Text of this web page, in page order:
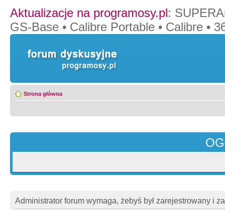
Aktualizacje na programosy.pl:
GS-Base • Calibre Portable • Calibre •
Strona główna
Administrator forum wymaga, żebyś był zarejestrowany i